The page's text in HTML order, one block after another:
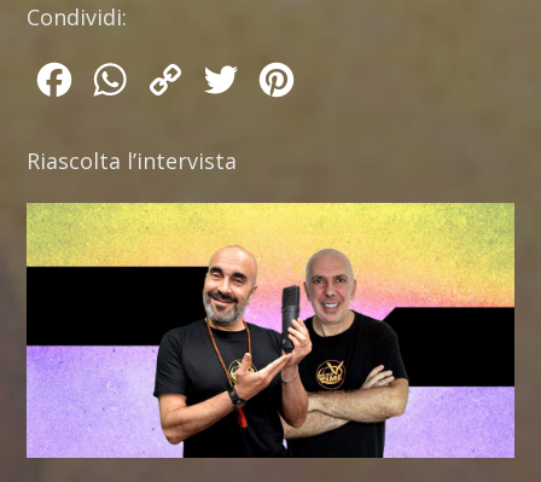
Condividi:
FacebookWhatsApp
Copy
Twitter
Riascolta l’intervista